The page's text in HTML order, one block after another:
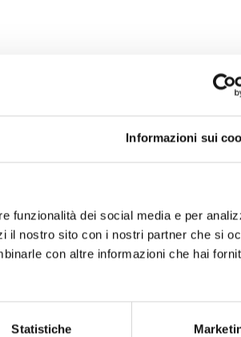
Informazioni sui
funzionalità dei social media e per
il nostro sito con i nostri partner che si
con altre informazioni che hai
Statistiche